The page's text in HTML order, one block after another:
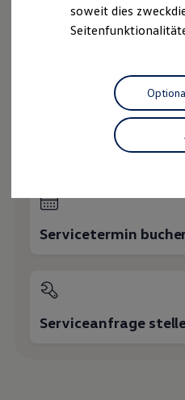
Driving Experience
Volkswagen
Lifestyle Shop
T-Roc
Golf Kollektion
ID. Kollektion
Volkswagen
R-Kollektion
myVolkswagen
Räder und
Pannen- und
Fahrzeugangebot
Servicetermin
Serviceanfrage
soweit dies